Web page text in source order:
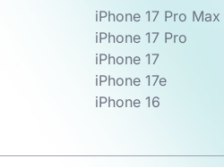
iPhone 17 Pro Max
iPhone 17 Pro
iPhone 17
iPhone 17e
iPhone 16